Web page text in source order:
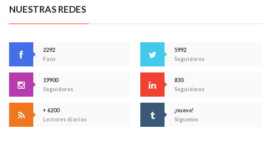
NUESTRAS REDES
2292
Fans
5992
Seguidores
19900
Seguidores
830
Seguidores
+ 6200
Lectores diarios
¡nuevo!
Síguenos